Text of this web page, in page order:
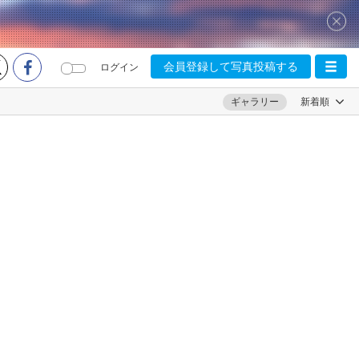
ログイン 会員登録して写真投稿する
ギャラリー 新着順